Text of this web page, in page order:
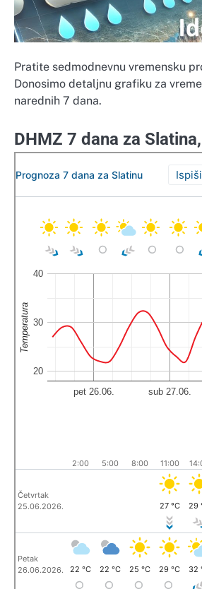
Pratite sedmodnevnu vremensku
Donosimo detaljnu grafiku za
narednih 7 dana.
DHMZ 7 dana za